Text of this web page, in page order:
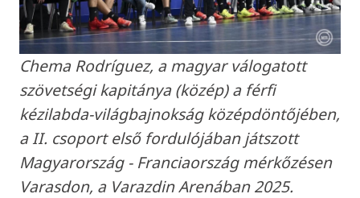
Chema Rodríguez, a magyar válogatott
szövetségi kapitánya (közép) a férfi
kézilabda-világbajnokság középdöntőjében,
a II. csoport első fordulójában játszott
Magyarország - Franciaország mérkőzésen
Varasdon, a Varazdin Arenában 2025.